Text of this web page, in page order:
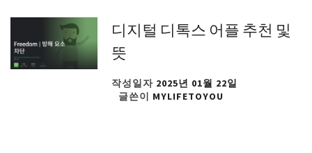
디지털 디톡스 어플 추천 및
뜻
작성일자 2025년 01월 22일
글쓴이 MYLIFETOYOU